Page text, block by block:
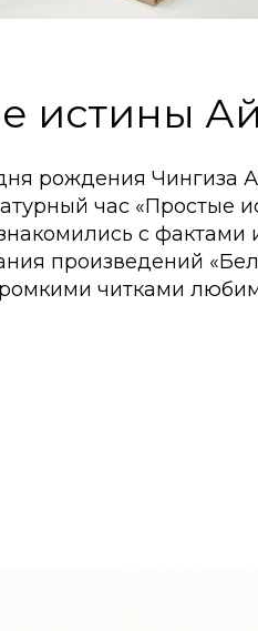
истины
рождения Чингиза
час «Простые
с фактами
произведений
читками